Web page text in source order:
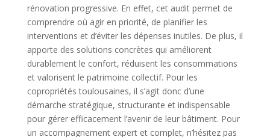
rénovation progressive. En effet, cet audit permet de
comprendre où agir en priorité, de planifier les
interventions et d’éviter les dépenses inutiles. De plus, il
apporte des solutions concrètes qui améliorent
durablement le confort, réduisent les consommations
et valorisent le patrimoine collectif. Pour les
copropriétés toulousaines, il s’agit donc d’une
démarche stratégique, structurante et indispensable
pour gérer efficacement l’avenir de leur bâtiment. Pour
un accompagnement expert et complet, n’hésitez pas